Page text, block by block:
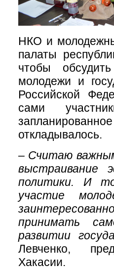
НКО и
палаты
чтобы
молодежи и
Российской
сами
откладывалось.
– Считаю
выстраивание
политики. И
участие
принимать
развитии
Левченко,
Хакасии.